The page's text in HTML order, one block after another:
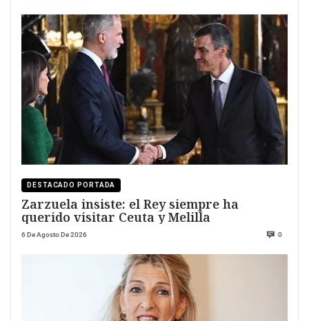
DESTACADO PORTADA
Zarzuela insiste: el Rey siempre ha
querido visitar Ceuta y Melilla
6 De Agosto De 2026 0